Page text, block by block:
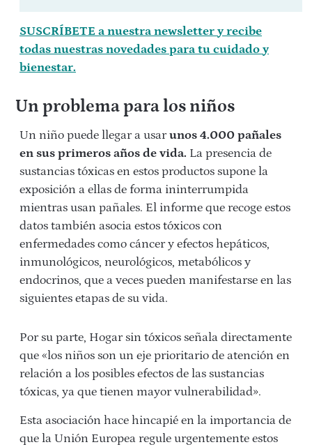
SUSCRÍBETE a nuestra newsletter y recibe
todas nuestras novedades para tu cuidado y
bienestar.
Un problema para los niños
Un niño puede llegar a usarunos 4.000 pañales
en sus primeros años de vida. La presencia de
sustancias tóxicas en estos productos supone la
exposición a ellas de forma ininterrumpida
mientras usan pañales. El informe que recoge estos
datos también asocia estos tóxicos con
enfermedades como cáncer y efectos hepáticos,
inmunológicos, neurológicos, metabólicos y
endocrinos, que a veces pueden manifestarse en las
siguientes etapas de su vida.
Por su parte, Hogar sin tóxicos señala directamente
que «los niños son un eje prioritario de atención en
relación a los posibles efectos de las sustancias
tóxicas, ya que tienen mayor vulnerabilidad».
Esta asociación hace hincapié en la importancia de
que la Unión Europea regule urgentemente estos